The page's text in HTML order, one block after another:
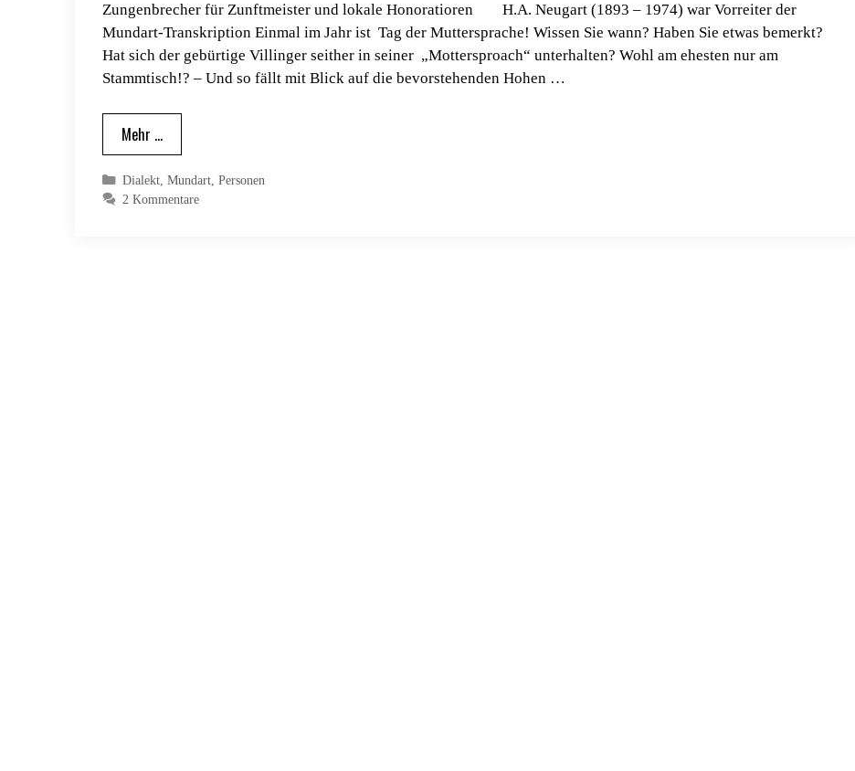
Zungenbrecher für Zunftmeister und lokale Honoratioren H.A. Neugart (1893 – 1974) war Vorreiter der
Mundart-Transkription Einmal im Jahr ist Tag der Muttersprache! Wissen Sie wann? Haben Sie etwas bemerkt?
Hat sich der gebürtige Villinger seither in seiner „Mottersproach“ unterhalten? Wohl am ehesten nur am
Stammtisch!? – Und so fällt mit Blick auf die bevorstehenden Hohen …
Mehr …
Kategorien
Dialekt, Mundart, Personen
2 Kommentare